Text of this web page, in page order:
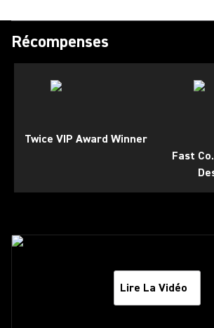
Récompenses
Twice VIP Award Winner
Fast
Lire La Vidéo